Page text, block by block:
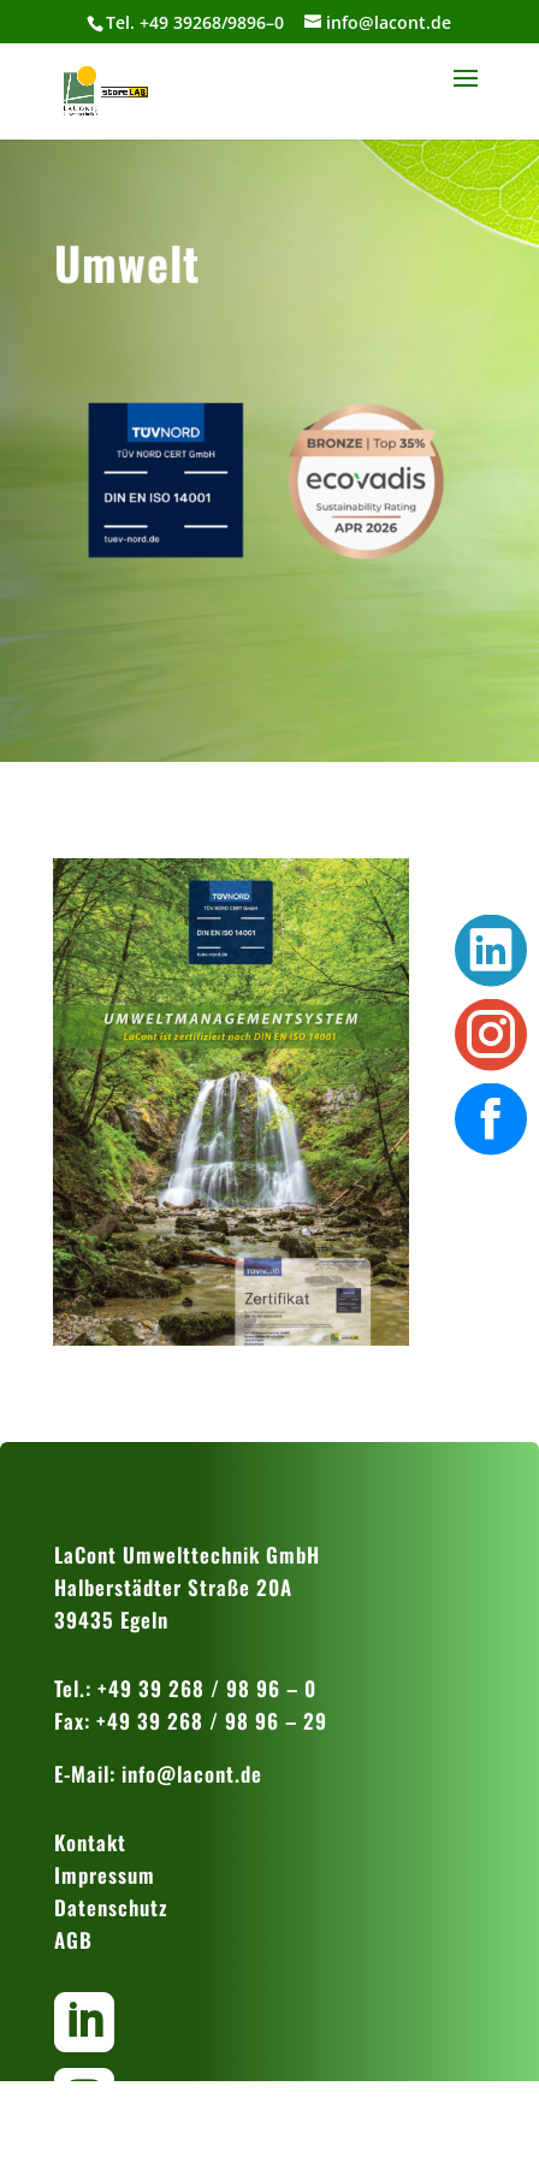
Tel. +49 39268/9896–0 info@lacont.de
Umwelt
LaCont Umwelttechnik GmbH
Halberstädter Straße 20A
39435 Egeln
Tel.: +49 39 268 / 98 96 – 0
Fax: +49 39 268 / 98 96 – 29
E-Mail: info@lacont.de
Kontakt
Impressum
Datenschutz
AGB

